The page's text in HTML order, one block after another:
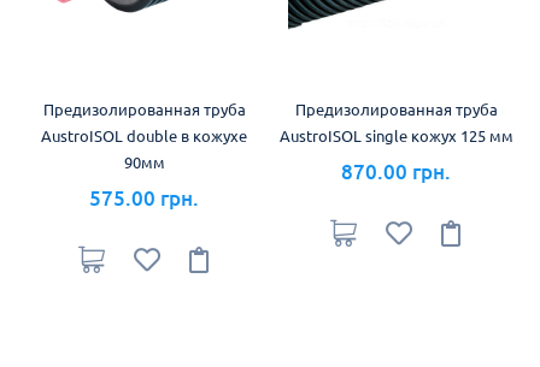
Предизолированная труба
AustroISOL double в кожухе
90мм
575.00 грн.
Предизолированная труба
AustroISOL single кожух 125 мм
870.00 грн.